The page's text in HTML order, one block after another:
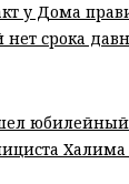
у Дома
срока
юбилейный
Халима